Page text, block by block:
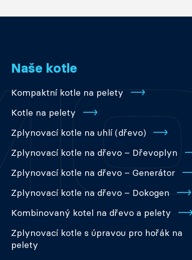
Naše kotle
Kompaktní kotle na pelety
Kotle na pelety
Zplynovací kotle na uhlí (dřevo)
Zplynovací kotle na dřevo – Dřevoplyn
Zplynovací kotle na dřevo – Generátor
Zplynovací kotle na dřevo – Dokogen
Kombinovaný kotel na dřevo a pelety
Zplynovací kotle s úpravou pro hořák na
pelety